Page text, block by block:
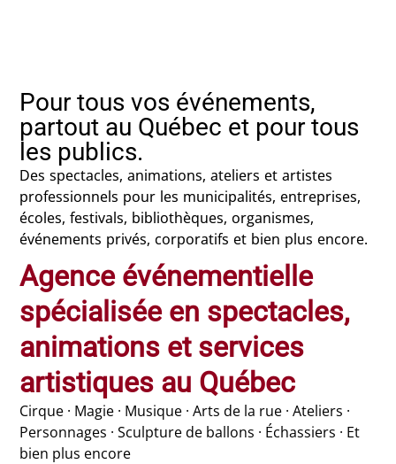
Pour tous vos événements,
partout au Québec et pour tous
les publics.
Des spectacles, animations, ateliers et artistes
professionnels pour les municipalités, entreprises,
écoles, festivals, bibliothèques, organismes,
événements privés, corporatifs et bien plus encore.
Agence événementielle
spécialisée en spectacles,
animations et services
artistiques au Québec
Cirque · Magie · Musique · Arts de la rue · Ateliers ·
Personnages · Sculpture de ballons · Échassiers · Et
bien plus encore